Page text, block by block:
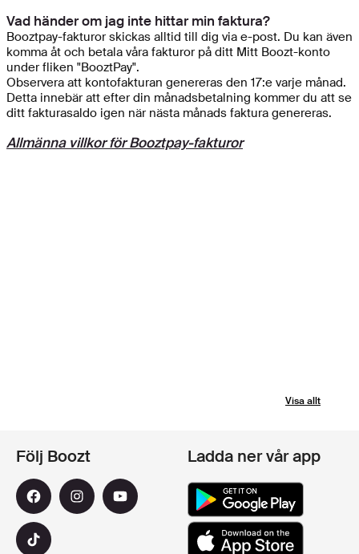
Vad händer om jag inte hittar min faktura?
Booztpay-fakturor skickas alltid till dig via e-post. Du kan även
komma åt och betala våra fakturor på ditt Mitt Boozt-konto
under fliken "BooztPay".
Observera att kontofakturan genereras den 17:e varje månad.
Detta innebär att efter din månadsbetalning kommer du att se
ditt fakturasaldo igen när nästa månads faktura genereras.
Allmänna villkor för Booztpay-fakturor
Visa allt
Följ Boozt Ladda ner vår app